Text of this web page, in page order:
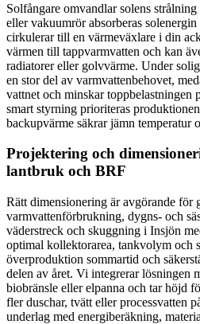
Solfångare omvandlar solens
eller vakuumrör absorberas
cirkulerar till en värmeväxlare i din
värmen till tappvarmvatten och kan
radiatorer eller golvvärme. Under
en stor del av varmvattenbehovet,
vattnet och minskar toppbelastningen
smart styrning prioriteras
backupvärme säkrar jämn temperatur
Projektering och
lantbruk och BRF
Rätt dimensionering är avgörande för
varmvattenförbrukning, dygns- och
väderstreck och skuggning i Insjön
optimal kollektorarea, tankvolym och
överproduktion sommartid och
delen av året. Vi integrerar lösningen
biobränsle eller elpanna och tar höjd
fler duschar, tvätt eller processvatten
underlag med energiberäkning,